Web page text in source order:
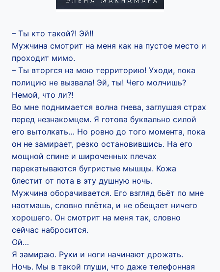
– Ты кто такой?! Эй!!
Мужчина смотрит на меня как на пустое место и
проходит мимо.
– Ты вторгся на мою территорию! Уходи, пока
полицию не вызвала! Эй, ты! Чего молчишь?
Немой, что ли?!
Во мне поднимается волна гнева, заглушая страх
перед незнакомцем. Я готова буквально силой
его вытолкать… Но ровно до того момента, пока
он не замирает, резко остановившись. На его
мощной спине и широченных плечах
перекатываются бугристые мышцы. Кожа
блестит от пота в эту душную ночь.
Мужчина оборачивается. Его взгляд бьёт по мне
наотмашь, словно плётка, и не обещает ничего
хорошего. Он смотрит на меня так, словно
сейчас набросится.
Ой…
Я замираю. Руки и ноги начинают дрожать.
Ночь. Мы в такой глуши, что даже телефонная